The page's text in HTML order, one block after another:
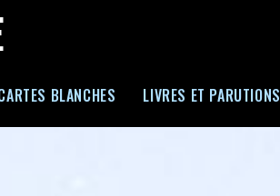
BLANCHES LIVRES ET PARUTIONS